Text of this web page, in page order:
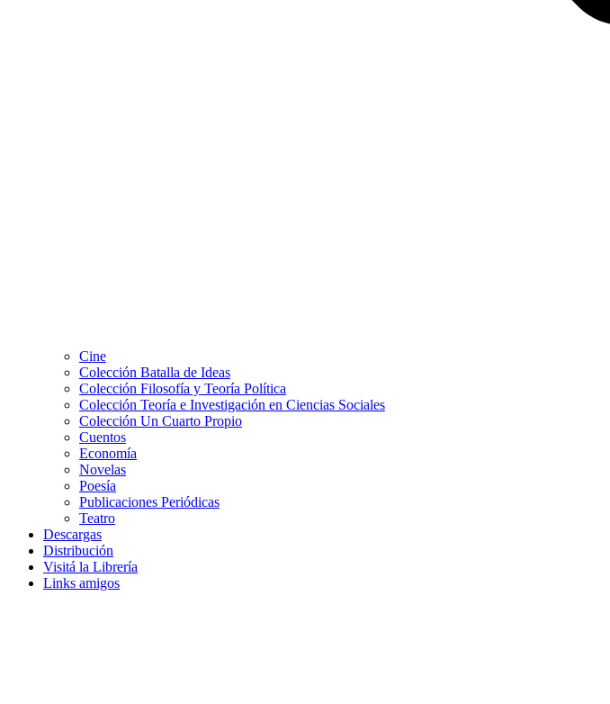
Cine
Colección Batalla de Ideas
Colección Filosofía y Teoría Política
Colección Teoría e Investigación en Ciencias Sociales
Colección Un Cuarto Propio
Cuentos
Economía
Novelas
Poesía
Publicaciones Periódicas
Teatro
Descargas
Distribución
Visitá la Librería
Links amigos